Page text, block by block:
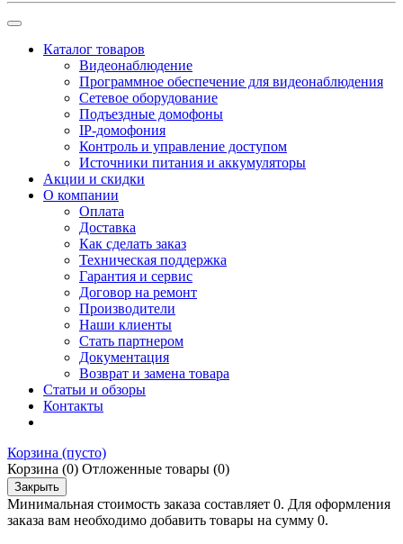
Каталог товаров
Видеонаблюдение
Программное обеспечение для видеонаблюдения
Сетевое оборудование
Подъездные домофоны
IP-домофония
Контроль и управление доступом
Источники питания и аккумуляторы
Акции и скидки
О компании
Оплата
Доставка
Как сделать заказ
Техническая поддержка
Гарантия и сервис
Договор на ремонт
Производители
Наши клиенты
Стать партнером
Документация
Возврат и замена товара
Статьи и обзоры
Контакты
Корзина (пусто)
Корзина (0) Отложенные товары (0)
Закрыть
Минимальная стоимость заказа составляет 0. Для оформления
заказа вам необходимо добавить товары на сумму 0.